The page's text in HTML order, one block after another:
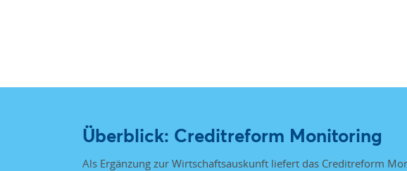
Überblick: Creditreform Monitoring
Als Ergänzung zur Wirtschaftsauskunft liefert das Creditreform